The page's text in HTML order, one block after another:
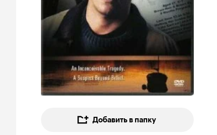
Добавить в папку